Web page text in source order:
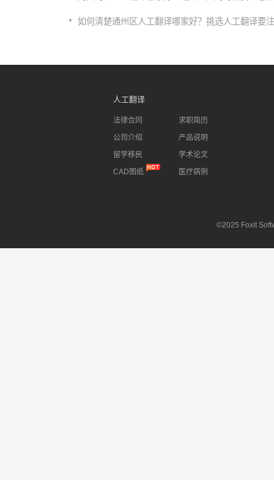
如何清楚通州区人工翻译哪家好？挑选人工翻译要
人工翻译
法律合同
公司介绍
留学移民
CAD图纸
求职简历
产品说明
学术论文
医疗病例
©2025 Foxit